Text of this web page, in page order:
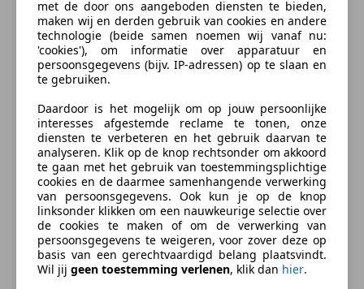
Open dak
Parkeerhulp
Parkeerhulp achter
Regensensor
Stoelverwarming
Entertainment en Media
Boordcomputer
CD
Radio
Veiligheid en beveiliging
ABS
Achter airbag
Airbag bestuurder
Deze youngtimer XC90 heeft met z'n Titanium grey
metallic lak en zwart lederen bekleding een tijdloze
look en chique uitstraling. Onder de motorkap is
zescilinder benzinemotor met 238 pk en moderne 6-
traps automaat. Natuurlijk is deze XC90 ook voorzien
van mooie opties zoals:
- Xenon verlichting
- Lederen bekleding
- Stoelverwarming
- Schuifdak
- Getinte ramen achter
meer
met de door ons aangeboden diensten te bieden,
maken wij en derden gebruik van cookies en andere
technologie (beide samen noemen wij vanaf nu:
'cookies'), om informatie over apparatuur en
persoonsgegevens (bijv. IP-adressen) op te slaan en
te gebruiken.
Daardoor is het mogelijk om op jouw persoonlijke
interesses afgestemde reclame te tonen, onze
diensten te verbeteren en het gebruik daarvan te
analyseren. Klik op de knop rechtsonder om akkoord
te gaan met het gebruik van toestemmingsplichtige
cookies en de daarmee samenhangende verwerking
van persoonsgegevens. Ook kun je op de knop
linksonder klikken om een nauwkeurige selectie over
de cookies te maken of om de verwerking van
persoonsgegevens te weigeren, voor zover deze op
basis van een gerechtvaardigd belang plaatsvindt.
Wil jij geen toestemming verlenen, klik dan hier.